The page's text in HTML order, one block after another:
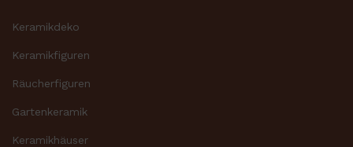
Keramikdeko
Keramikfiguren
Räucherfiguren
Gartenkeramik
Keramikhäuser